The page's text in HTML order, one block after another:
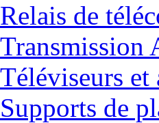
Relais de
Transmission
Téléviseurs et
Supports de